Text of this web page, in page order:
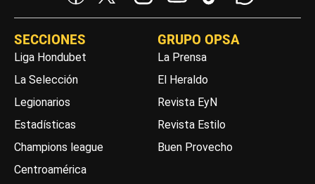
SECCIONES
Liga Hondubet
La Selección
Legionarios
Estadísticas
Champions league
Centroamérica
GRUPO OPSA
La Prensa
El Heraldo
Revista EyN
Revista Estilo
Buen Provecho